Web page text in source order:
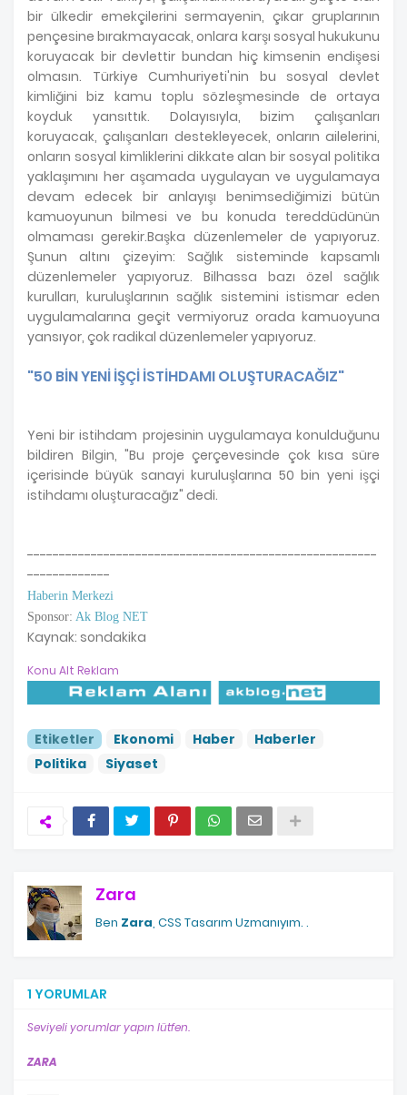
bir ülkedir emekçilerini sermayenin, çıkar gruplarının
pençesine bırakmayacak, onlara karşı sosyal hukukunu
koruyacak bir devlettir bundan hiç kimsenin endişesi
olmasın. Türkiye Cumhuriyeti'nin bu sosyal devlet
kimliğini biz kamu toplu sözleşmesinde de ortaya
koyduk yansıttık. Dolayısıyla, bizim çalışanları
koruyacak, çalışanları destekleyecek, onların ailelerini,
onların sosyal kimliklerini dikkate alan bir sosyal politika
yaklaşımını her aşamada uygulayan ve uygulamaya
devam edecek bir anlayışı benimsediğimizi bütün
kamuoyunun bilmesi ve bu konuda tereddüdünün
olmaması gerekir.Başka düzenlemeler de yapıyoruz.
Şunun altını çizeyim: Sağlık sisteminde kapsamlı
düzenlemeler yapıyoruz. Bilhassa bazı özel sağlık
kurulları, kuruluşlarının sağlık sistemini istismar eden
uygulamalarına geçit vermiyoruz orada kamuoyuna
yansıyor, çok radikal düzenlemeler yapıyoruz.
"50 BİN YENİ İŞÇİ İSTİHDAMI OLUŞTURACAĞIZ"
Yeni bir istihdam projesinin uygulamaya konulduğunu
bildiren Bilgin, "Bu proje çerçevesinde çok kısa süre
içerisinde büyük sanayi kuruluşlarına 50 bin yeni işçi
istihdamı oluşturacağız" dedi.
-------------------------------------------------------
-------------
Haberin Merkezi
Sponsor: Ak Blog NET
Kaynak: sondakika
Konu Alt Reklam
Etiketler Ekonomi Haber
Haberler
Politika
Siyaset
Zara
Ben Zara, CSS Tasarım Uzmanıyım. .
1 YORUMLAR
Seviyeli yorumlar yapın lütfen.
ZARA